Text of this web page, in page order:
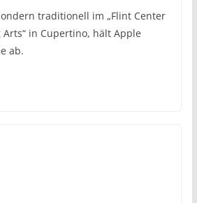
traditionell im „Flint Center
in Cupertino, hält Apple
ab.